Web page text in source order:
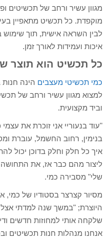
מגוון עשיר ורחב של תכשיטים
מוקפדת. כל תכשיט מתאפיין
לבין השראה אישית, תוך
איכות ועמידות לאורך זמן.
כל תכשיט הוא תוצר
כמי תכשיטי מעצבים הינה חנות
למצוא מגוון עשיר ורחב של
וביד מקצועית.
"עוד בנעוריי אני זוכרת את
בנימין, רחוב החשמל, עוברת
איך כל חלק וחלק בדוכן יכול
ליצור מהם כבר אז, את
שלי" מסבירה כמי.
מסיור קצרצר בסטודיו של כמי,
היוצרת; "במשך שנה למדתי
שלקחה אותי למחוזות חדשים
אנחנו מנהלות חנות תכשיטים